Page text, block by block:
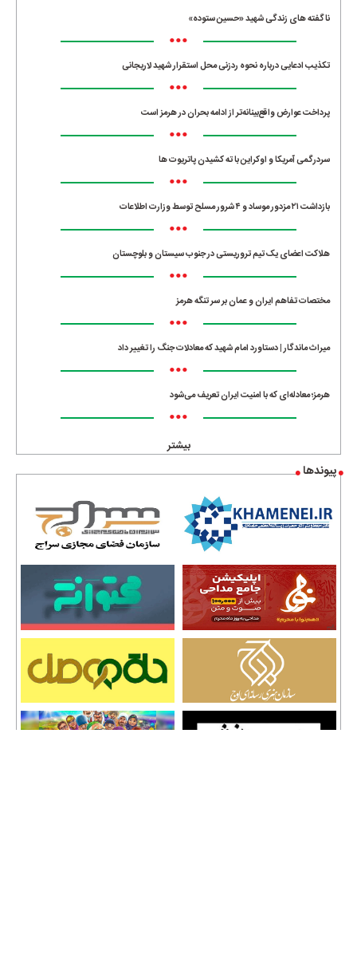
ناگفته های زندگی شهید «حسین ستوده»
•••
تکذیب ادعایی درباره نحوه ردزنی محل استقرار شهید لاریجانی
•••
پرداخت عوارض واقع‌بینانه‌تر از ادامه بحران در هرمز است
•••
سردرگمی آمریکا و اوکراین با ته کشیدن پاتریوت ها
•••
بازداشت ۲۱ مزدور موساد و ۴ شرور مسلح توسط وزارت اطلاعات
•••
هلاکت اعضای یک تیم تروریستی در جنوب سیستان و بلوچستان
•••
مختصات تفاهم ایران و عمان بر سر تنگه هرمز
•••
میراث ماندگار | دستاورد امام شهید که معادلات جنگ را تغییر داد
•••
هرمز؛ معادله‌ای که با امنیت ایران تعریف می‌شود
•••
بیشتر
پیوندها